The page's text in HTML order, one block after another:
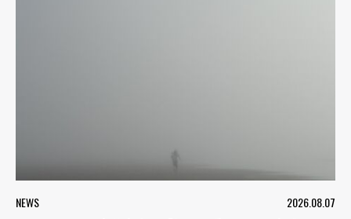
NEWS 2026.08.07